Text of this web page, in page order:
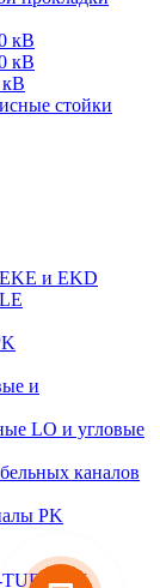
кВ
кВ
кВ
стойки
и EKD
и
LO и угловые
каналов
PK